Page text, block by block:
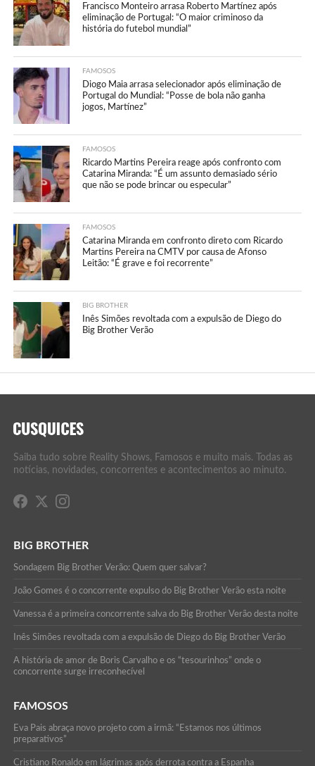
Francisco Monteiro arrasa Roberto Martínez após
eliminação de Portugal: “O maior criminoso da
história do futebol mundial”
FAMOSOS
Diogo Maia arrasa selecionador após eliminação de
Portugal do Mundial: “Posse de bola não ganha
jogos, Martínez”
FAMOSOS
Ricardo Martins Pereira reage após confronto com
Catarina Miranda: “É um assunto demasiado sério
que não se pode brincar ou especular”
FAMOSOS
Catarina Miranda em confronto direto com Ricardo
Martins Pereira na CMTV por causa de Afonso
Leitão: “É grave e foi recorrente”
BIG BROTHER
Inês Simões revoltada com a expulsão de Diego do
Big Brother Verão
Saiba tudo sobre Reality Shows, Famosos e muito mais. Todas as
notícias, novidades, concorrentes e acontecimentos ao minuto.
BIG BROTHER
Sondagem Big Brother Verão: Quem quer salvar?
João Gomes é o concorrente expulso do Big Brother Verão esta noite
Vanessa é a primeira concorrente salva do Big Brother Verão desta noite
Inês Simões revoltada com a expulsão de Diego do Big Brother Verão
A história de amor de Boris Carvalho e os “tesourinhos” onde o
concorrente surge irreconhecível
FAMOSOS
Eva Pais abraça novo projeto com a irmã: “Estamos nos últimos
preparativos”
Cristiano Ronaldo em lágrimas após derrota contra a Espanha